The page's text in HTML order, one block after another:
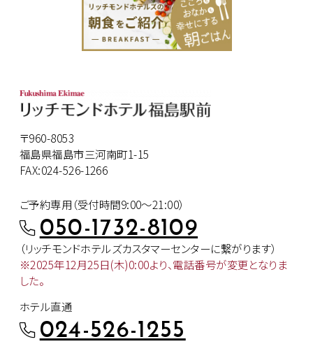
〒960-8053
福島県福島市三河南町1-15
FAX:024-526-1266
ご予約専用（受付時間9:00～21:00）
050-1732-8109
（リッチモンドホテルズカスタマーセンターに繋がります）
※2025年12月25日(木)0:00より、電話番号が変更となりま
した。
ホテル直通
024-526-1255